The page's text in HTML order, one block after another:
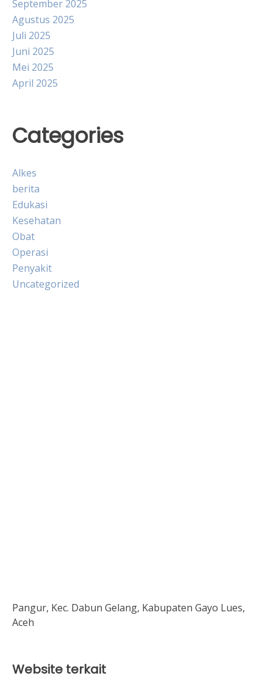
September 2025
Agustus 2025
Juli 2025
Juni 2025
Mei 2025
April 2025
Categories
Alkes
berita
Edukasi
Kesehatan
Obat
Operasi
Penyakit
Uncategorized
Pangur, Kec. Dabun Gelang, Kabupaten Gayo Lues,
Aceh
Website terkait